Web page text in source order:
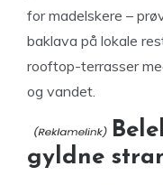
for madelskere –
baklava på lokale
rooftop-terrasser
og vandet.
gyldne